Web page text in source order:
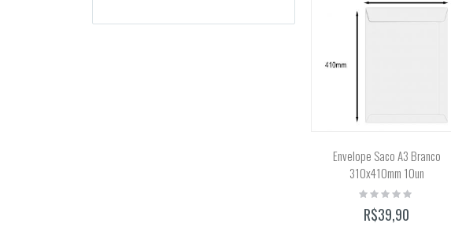
Envelope Saco A3 Branco
310x410mm 10un
Rating:
0%
R$39,90